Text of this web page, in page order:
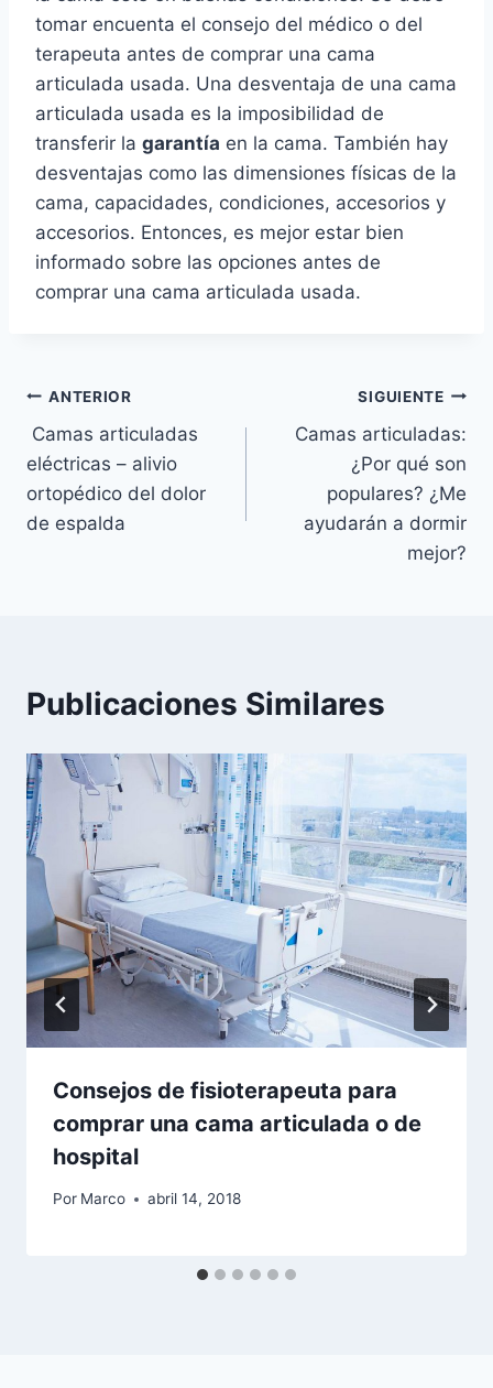
tomar encuenta el consejo del médico o del
terapeuta antes de comprar una cama
articulada usada. Una desventaja de una cama
articulada usada es la imposibilidad de
transferir la garantía en la cama. También hay
desventajas como las dimensiones físicas de la
cama, capacidades, condiciones, accesorios y
accesorios. Entonces, es mejor estar bien
informado sobre las opciones antes de
comprar una cama articulada usada.
Navegación
de
entradas
ANTERIOR
Camas articuladas
eléctricas – alivio
ortopédico del dolor
de espalda
SIGUIENTE
Camas articuladas:
¿Por qué son
populares? ¿Me
ayudarán a dormir
mejor?
Publicaciones Similares
Consejos de fisioterapeuta para
comprar una cama articulada o de
hospital
Por Marco abril 14, 2018